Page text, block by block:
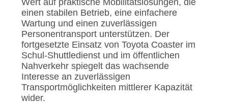
Wert auf praktische Mobilitätslösungen, die
einen stabilen Betrieb, eine einfachere
Wartung und einen zuverlässigen
Personentransport unterstützen. Der
fortgesetzte Einsatz von Toyota Coaster im
Schul-Shuttledienst und im öffentlichen
Nahverkehr spiegelt das wachsende
Interesse an zuverlässigen
Transportmöglichkeiten mittlerer Kapazität
wider.